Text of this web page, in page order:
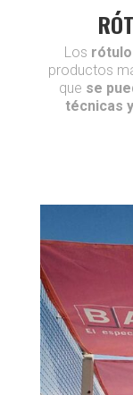
Los
productos
que se
técnicas